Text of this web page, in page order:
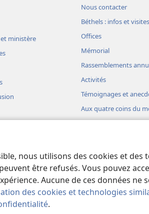
nous utilisons des cookies et
être refusés. Vous pouvez
Aucune de ces données ne
des cookies et technologies
.
ministère
théâtrales
théâtrales
Nous contacter
Béthels : infos et visites
Offices
Mémorial
Rassemblements
Activités
Témoignages et
Aux quatre coins du
of Pennsylvania.